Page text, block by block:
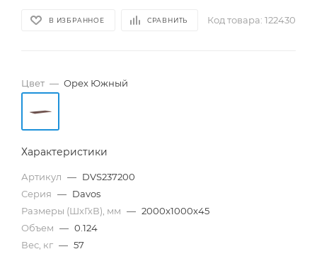
В ИЗБРАННОЕ СРАВНИТЬ Код товара: 122430
Цвет — Орех Южный
Характеристики
Артикул — DVS237200
Серия — Davos
Размеры (ШхГхВ), мм — 2000x1000x45
Объем — 0.124
Вес, кг — 57